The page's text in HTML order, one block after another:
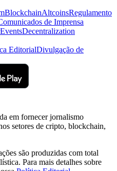
BlockchainAltcoinsRegulamento
de Imprensa
EventsDecentralization
EditorialDivulgação de
em fornecer jornalismo
setores de cripto, blockchain,
são produzidas com total
Para mais detalhes sobre